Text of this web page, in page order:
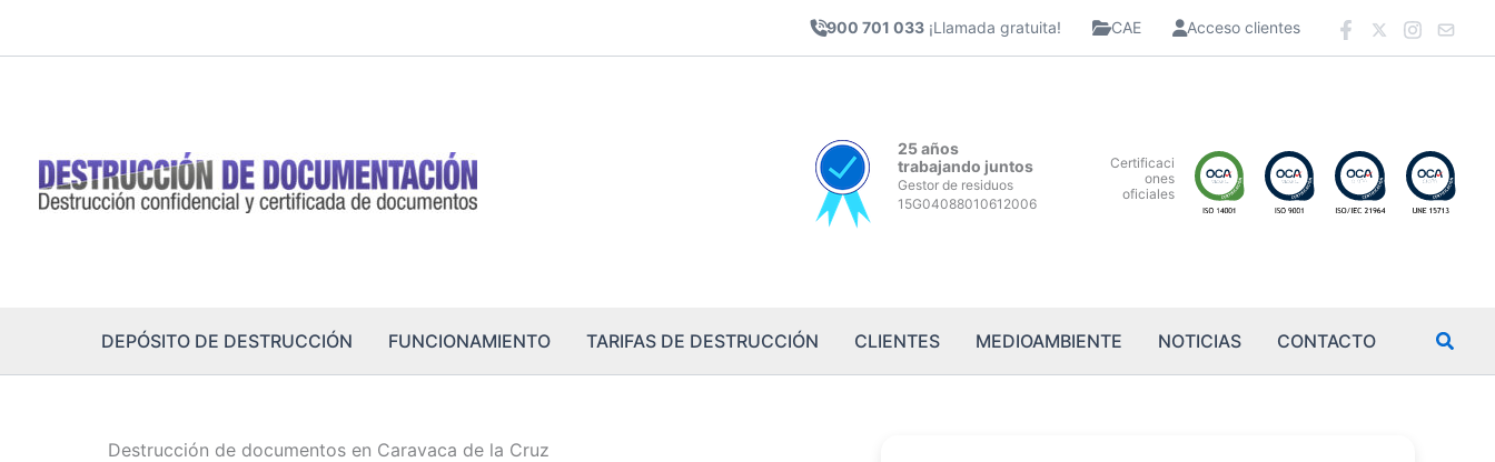
900 701 033 ¡Llamada gratuita! CAE Acceso clientes
25 años
trabajando juntos
Gestor de residuos
15G04088010612006
Certificaci
ones
oficiales
DEPÓSITO DE DESTRUCCIÓN FUNCIONAMIENTO TARIFAS DE DESTRUCCIÓN CLIENTES MEDIOAMBIENTE NOTICIAS CONTACTO
Destrucción de documentos en Caravaca de la Cruz